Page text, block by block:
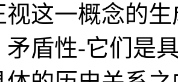
视这一概念的
矛盾性-它们是